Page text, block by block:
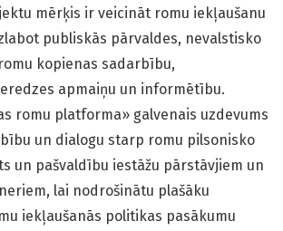
mērķis ir veicināt romu iekļaušanu
publiskās pārvaldes, nevalstisko
kopienas sadarbību,
apmaiņu un informētību.
romu platforma» galvenais uzdevums
un dialogu starp romu pilsonisko
un pašvaldību iestāžu pārstāvjiem un
lai nodrošinātu plašāku
iekļaušanās politikas pasākumu